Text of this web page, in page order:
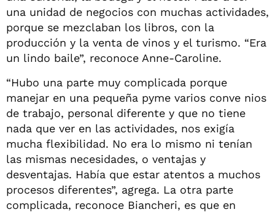
una unidad de negocios con muchas actividades,
porque se mezclaban los libros, con la
producción y la venta de vinos y el turismo. “Era
un lindo baile”, reconoce Anne-Caroline.
“Hubo una parte muy complicada porque
manejar en una pequeña pyme varios conve nios
de trabajo, personal diferente y que no tiene
nada que ver en las actividades, nos exigía
mucha flexibilidad. No era lo mismo ni tenían
las mismas necesidades, o ventajas y
desventajas. Había que estar atentos a muchos
procesos diferentes”, agrega. La otra parte
complicada, reconoce Biancheri, es que en